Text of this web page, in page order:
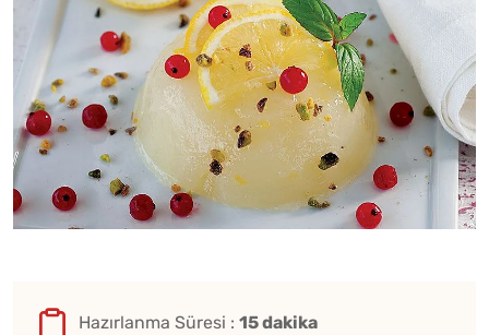
Hazırlanma Süresi : 15 dakika